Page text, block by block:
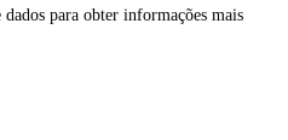
para obter informações mais